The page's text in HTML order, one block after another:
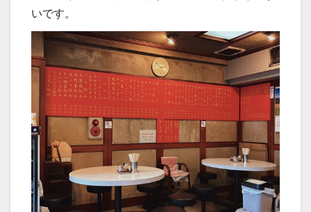
いです。